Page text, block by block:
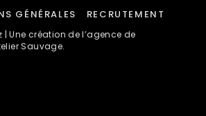
GÉNÉRALES RECRUTEMENT
| Une création de l’agence de
Sauvage.